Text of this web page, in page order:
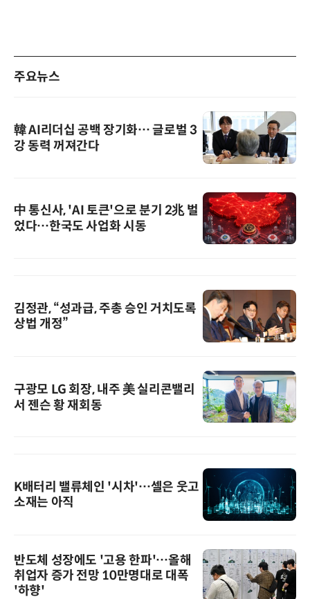
주요뉴스
韓 AI리더십 공백 장기화… 글로벌 3
강 동력 꺼져간다
中 통신사, 'AI 토큰'으로 분기 2兆 벌
었다…한국도 사업화 시동
김정관, “성과급, 주총 승인 거치도록
상법 개정”
구광모 LG 회장, 내주 美 실리콘밸리
서 젠슨 황 재회동
K배터리 밸류체인 '시차'…셀은 웃고
소재는 아직
반도체 성장에도 '고용 한파'…올해
취업자 증가 전망 10만명대로 대폭
'하향'